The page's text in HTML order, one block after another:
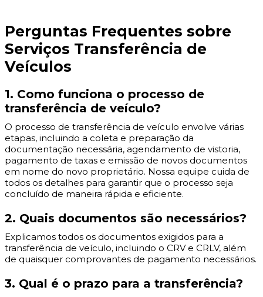
Perguntas Frequentes sobre
Serviços Transferência de
Veículos
1. Como funciona o processo de
transferência de veículo?
O processo de transferência de veículo envolve várias
etapas, incluindo a coleta e preparação da
documentação necessária, agendamento de vistoria,
pagamento de taxas e emissão de novos documentos
em nome do novo proprietário. Nossa equipe cuida de
todos os detalhes para garantir que o processo seja
concluído de maneira rápida e eficiente.
2. Quais documentos são necessários?
Explicamos todos os documentos exigidos para a
transferência de veículo, incluindo o CRV e CRLV, além
de quaisquer comprovantes de pagamento necessários.
3. Qual é o prazo para a transferência?